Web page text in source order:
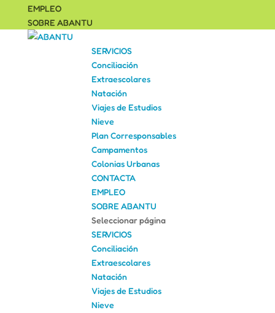
EMPLEO
SOBRE ABANTU
SERVICIOS
Conciliación
Extraescolares
Natación
Viajes de Estudios
Nieve
Plan Corresponsables
Campamentos
Colonias Urbanas
CONTACTA
EMPLEO
SOBRE ABANTU
Seleccionar página
SERVICIOS
Conciliación
Extraescolares
Natación
Viajes de Estudios
Nieve